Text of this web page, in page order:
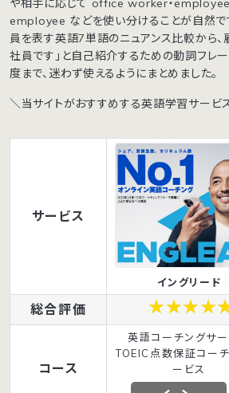
employee などを使い分けることが自然で
員を表す英語7単語のニュアンス比較から、
社員です」と自己紹介するための動詞フレ
度まで、迷わず使えるようにまとめました。
＼当サイトがおすすめする英語学習サービ
サービス
イングリード
総合評価
コース
英語コーチングサー
TOEIC点数保証コー
ービス